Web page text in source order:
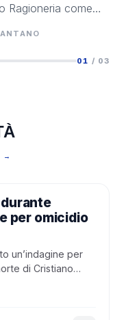
Ragioneria come
01 / 03
→
durante
per omicidio
un’indagine per
di Cristiano